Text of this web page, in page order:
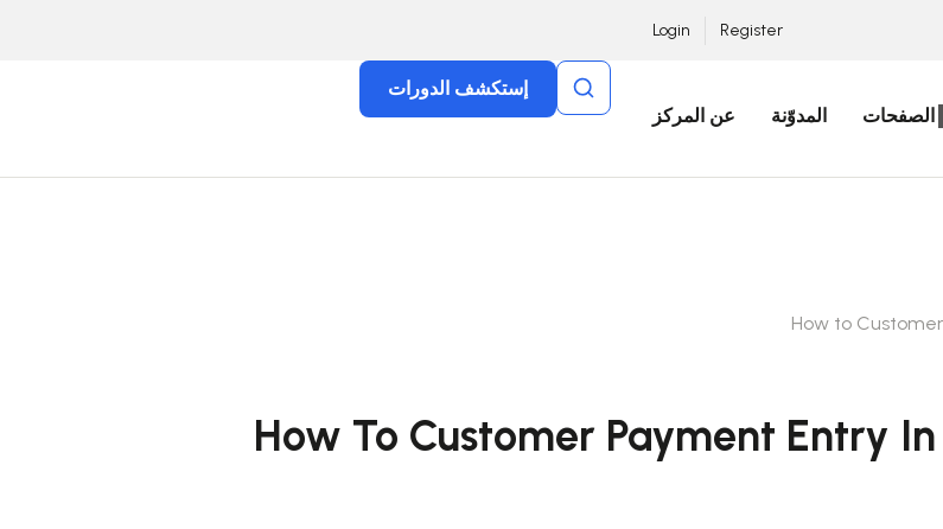
Register
Login
الصفحات المدوّنة عن المركز
إستكشف الدورات